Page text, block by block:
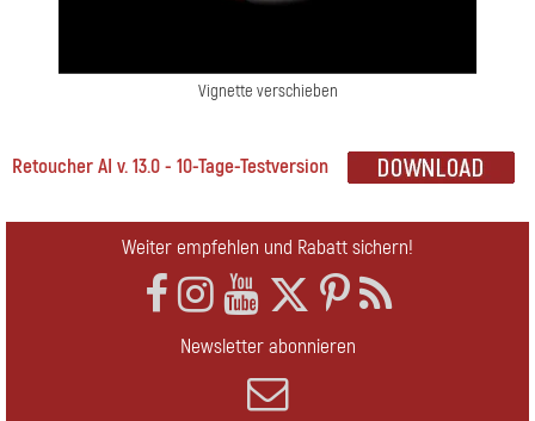
Vignette verschieben
Retoucher AI v. 13.0 - 10-Tage-Testversion
Weiter empfehlen und Rabatt sichern!
Newsletter abonnieren